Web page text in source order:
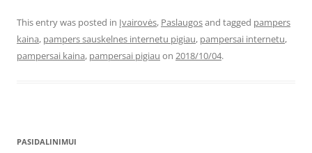
This entry was posted in Įvairovės, Paslaugosand tagged pampers
kaina, pampers sauskelnes internetu pigiau, pampersai internetu,
pampersai kaina, pampersai pigiau on 2018/10/04.
PASIDALINIMUI